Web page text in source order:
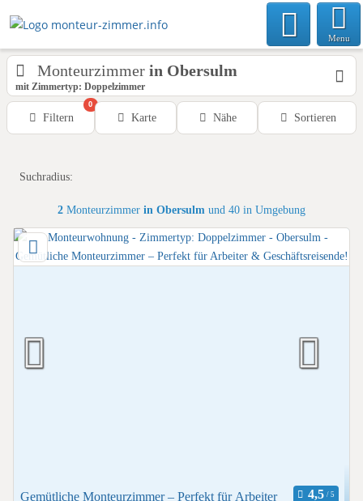
Menu
Monteurzimmer in Obersulm
mit Zimmertyp: Doppelzimmer
Filtern
0
Karte Nähe Sortieren
Suchradius:
2 Monteurzimmer in Obersulm und 40 in Umgebung
Gemütliche Monteurzimmer – Perfekt für Arbeiter